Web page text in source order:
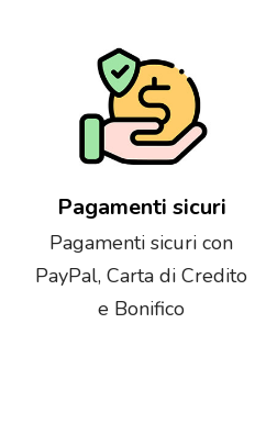
Pagamenti sicuri
Pagamenti sicuri con
PayPal, Carta di Credito
e Bonifico